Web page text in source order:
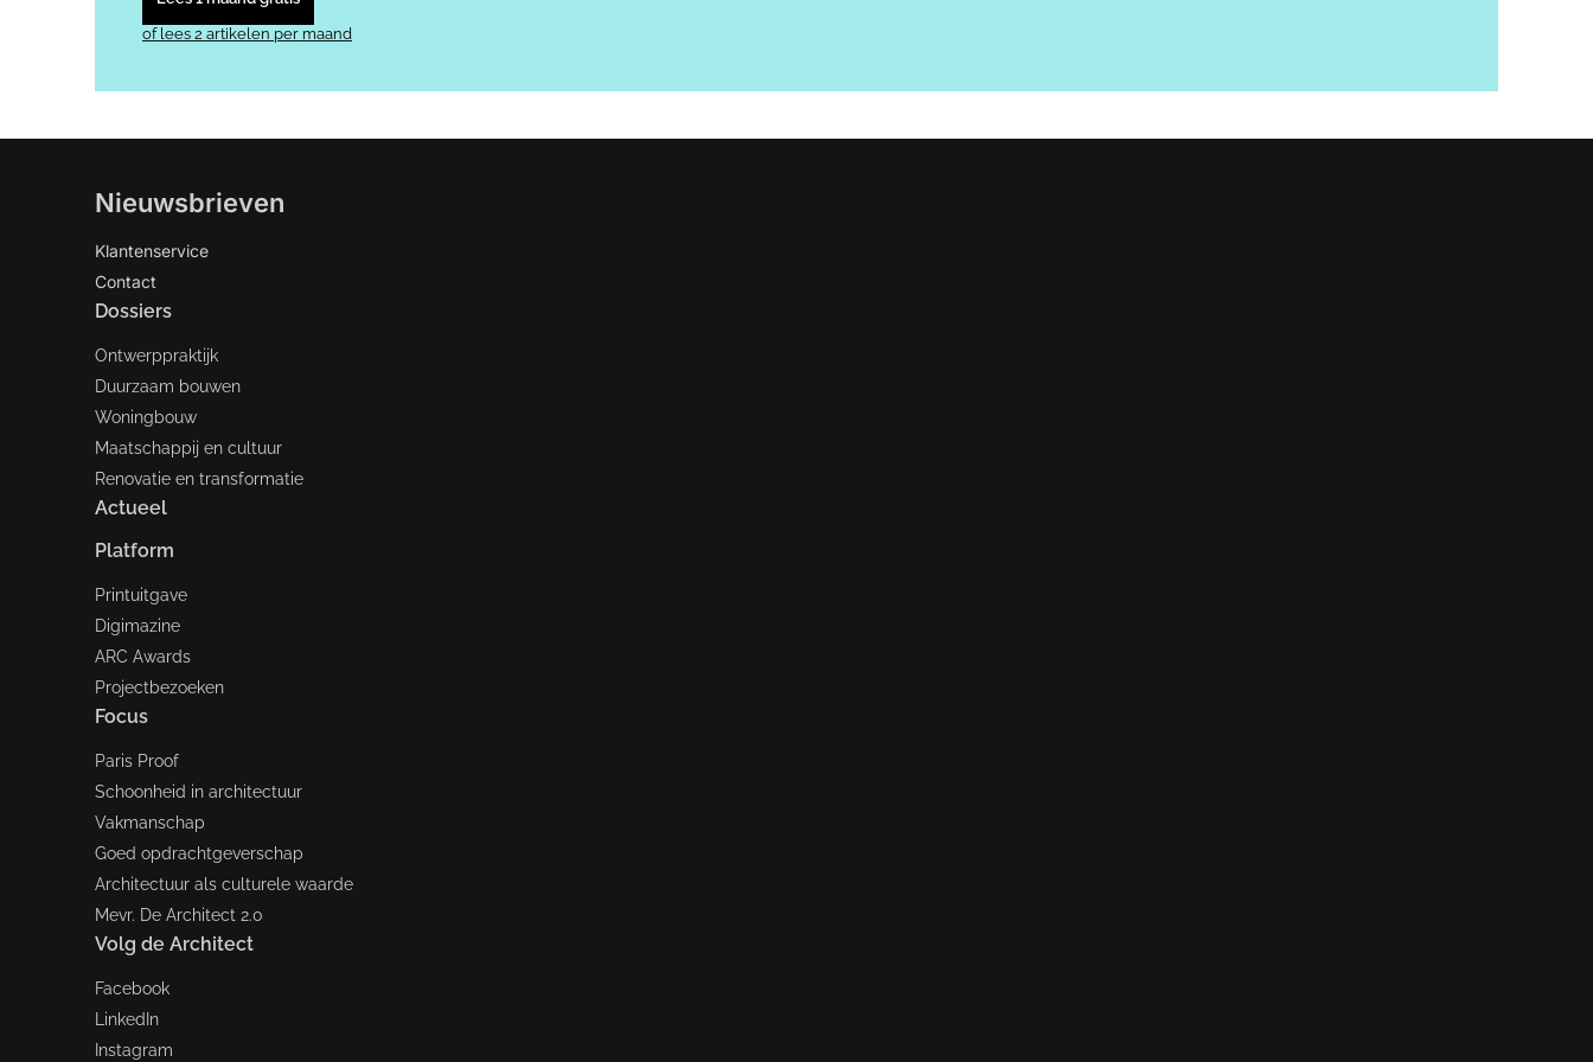
of lees 2 artikelen per maand
Nieuwsbrieven
Klantenservice
Contact
Dossiers
Ontwerppraktijk
Duurzaam bouwen
Woningbouw
Maatschappij en cultuur
Renovatie en transformatie
Actueel
Platform
Printuitgave
Digimazine
ARC Awards
Projectbezoeken
Focus
Paris Proof
Schoonheid in architectuur
Vakmanschap
Goed opdrachtgeverschap
Architectuur als culturele waarde
Mevr. De Architect 2.0
Volg de Architect
Facebook
LinkedIn
Instagram